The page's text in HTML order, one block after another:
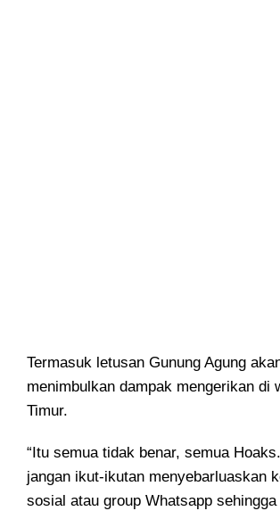
Termasuk letusan Gunung Agung
menimbulkan dampak mengerikan di
Timur.
“Itu semua tidak benar, semua
jangan ikut-ikutan menyebarluaskan
sosial atau group Whatsapp